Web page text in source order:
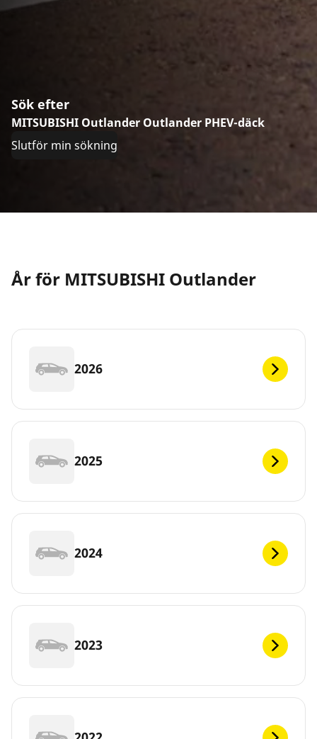
Sök efter
MITSUBISHI Outlander Outlander PHEV-däck
Slutför min sökning
År för MITSUBISHI Outlander
2026
2025
2024
2023